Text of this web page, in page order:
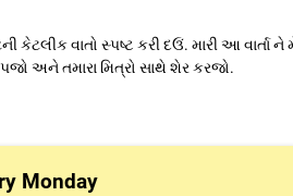
વાતો સ્પષ્ટ કરી દઉં. મારી આ
અને તમારા મિત્રો સાથે શેર કરજો.
Monday